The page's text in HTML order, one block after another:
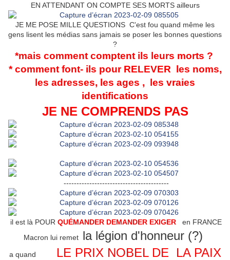
EN ATTENDANT ON COMPTE SES MORTS ailleurs
JE ME POSE MILLE QUESTIONS C'est fou quand même les
gens lisent les médias sans jamais se poser les bonnes questions
?
*mais comment comptent ils leurs morts ?
* comment font- ils pour RELEVER les noms,
les adresses, les ages , les vraies
identifications
JE NE COMPRENDS PAS
-----------------------------------------
il est là POUR QUÉMANDER DEMANDER EXIGER en FRANCE
Macron lui remet la légion d'honneur (?)
a quand LE PRIX NOBEL DE LA PAIX